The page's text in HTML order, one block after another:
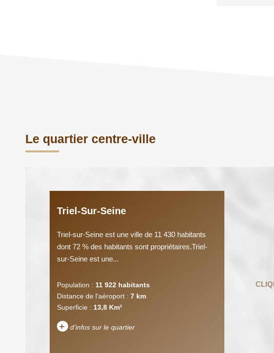
Le quartier centre-ville
Triel-Sur-Seine
Triel-sur-Seine est une ville de 11 430 habitants
dont 72 % des habitants sont propriétaires.Triel-
sur-Seine est une...
Population : 11 922 habitants
Distance de l'aéroport : 7 km
Superficie : 13,8 Km²
+ d'infos sur le quartier